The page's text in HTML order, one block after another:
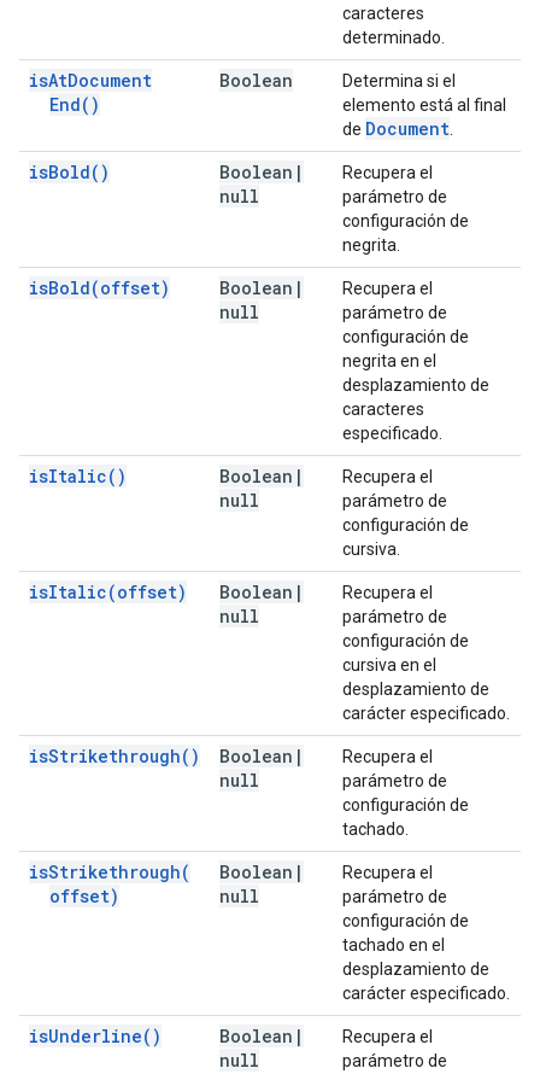
caracteres
determinado.
isAtDocument
End( )
Boolean
Determina si el
elemento está al final
de Document
isBold( ) Boolean |
null
Recupera el
parámetro de
configuración de
negrita.
isBold(offset) Boolean |
null
Recupera el
parámetro de
configuración de
negrita en el
desplazamiento de
caracteres
especificado.
isItalic( ) Boolean |
null
Recupera el
parámetro de
configuración de
cursiva.
isItalic(offset) Boolean |
null
Recupera el
parámetro de
configuración de
cursiva en el
desplazamiento de
carácter especificado.
isStrikethrough( ) Boolean |
null
Recupera el
parámetro de
configuración de
tachado.
isStrikethrough(
offset)
Boolean |
null
Recupera el
parámetro de
configuración de
tachado en el
desplazamiento de
carácter especificado.
isUnderline( ) Boolean |
null
Recupera el
parámetro de